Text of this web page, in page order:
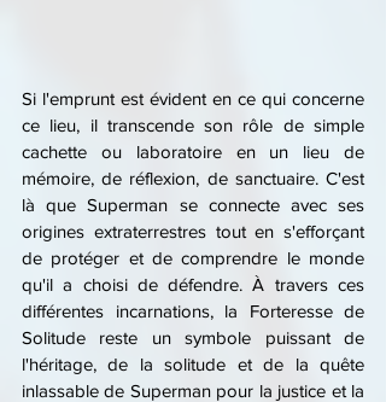
Si l'emprunt est évident en ce qui concerne
ce lieu, il transcende son rôle de simple
cachette ou laboratoire en un lieu de
mémoire, de réflexion, de sanctuaire. C'est
là que Superman se connecte avec ses
origines extraterrestres tout en s'efforçant
de protéger et de comprendre le monde
qu'il a choisi de défendre. À travers ces
différentes incarnations, la Forteresse de
Solitude reste un symbole puissant de
l'héritage, de la solitude et de la quête
inlassable de Superman pour la justice et la